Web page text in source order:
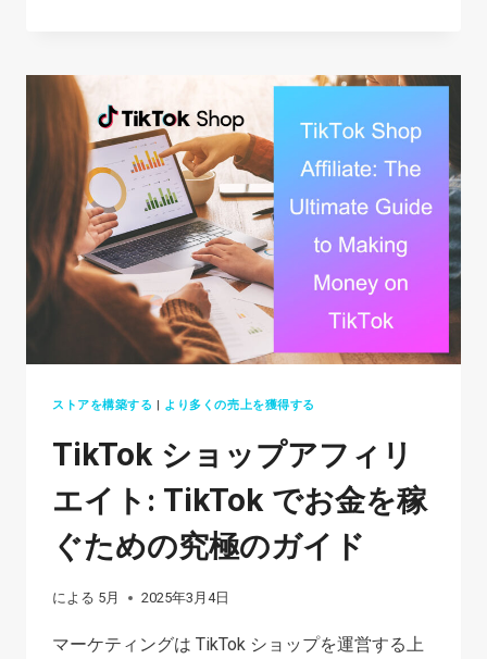
考
察
PLATFORMS
COMPETING
WITH
AMAZON
2026
ストアを構築する より多くの売上を獲得する
TikTok ショップアフィリ
エイト: TikTok でお金を稼
ぐための究極のガイド
による 5月 2025年3月4日
マーケティングは TikTok ショップを運営する上